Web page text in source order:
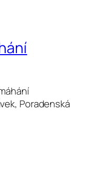
Poradenská